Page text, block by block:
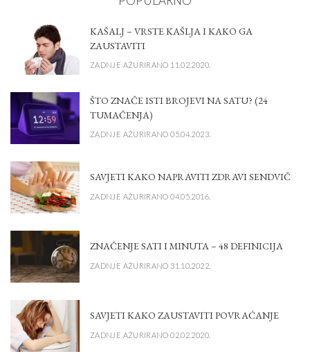
KAŠALJ – VRSTE KAŠLJA I KAKO GA
ZAUSTAVITI
ZADNJE AŽURIRANO 11.02.2020.
ŠTO ZNAČE ISTI BROJEVI NA SATU? (24
TUMAČENJA)
ZADNJE AŽURIRANO 05.04.2023.
SAVJETI KAKO NAPRAVITI ZDRAVI SENDVIČ
ZADNJE AŽURIRANO 04.05.2016.
ZNAČENJE SATI I MINUTA – 48 DEFINICIJA
ZADNJE AŽURIRANO 31.10.2022.
SAVJETI KAKO ZAUSTAVITI POVRAĆANJE
ZADNJE AŽURIRANO 02.02.2020.